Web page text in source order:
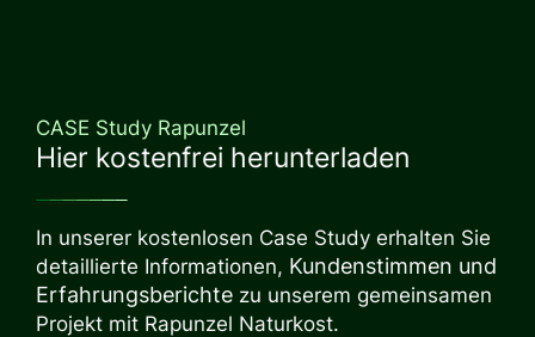
CASE Study Rapunzel
Hier kostenfrei herunterladen
In unserer kostenlosen Case Study erhalten Sie
detaillierte Informationen, Kundenstimmen und
Erfahrungsberichte zu unserem gemeinsamen
Projekt mit Rapunzel Naturkost.